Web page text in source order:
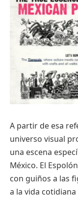
A partir de esa
universo visual
una escena
México. El
con guiños a las
a la vida